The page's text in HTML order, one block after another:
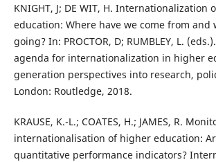
KNIGHT, J; DE WIT, H. Internationalization
education: Where have we come from and
going? In: PROCTOR, D; RUMBLEY, L.
agenda for internationalization in higher
generation perspectives into research,
London: Routledge, 2018.
KRAUSE, K.-L.; COATES, H.; JAMES, R.
internationalisation of higher education:
quantitative performance indicators?